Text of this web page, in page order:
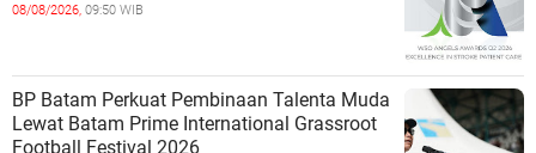
08/08/2026, 09:50 WIB
BP Batam Perkuat Pembinaan Talenta Muda
Lewat Batam Prime International Grassroot
Football Festival 2026